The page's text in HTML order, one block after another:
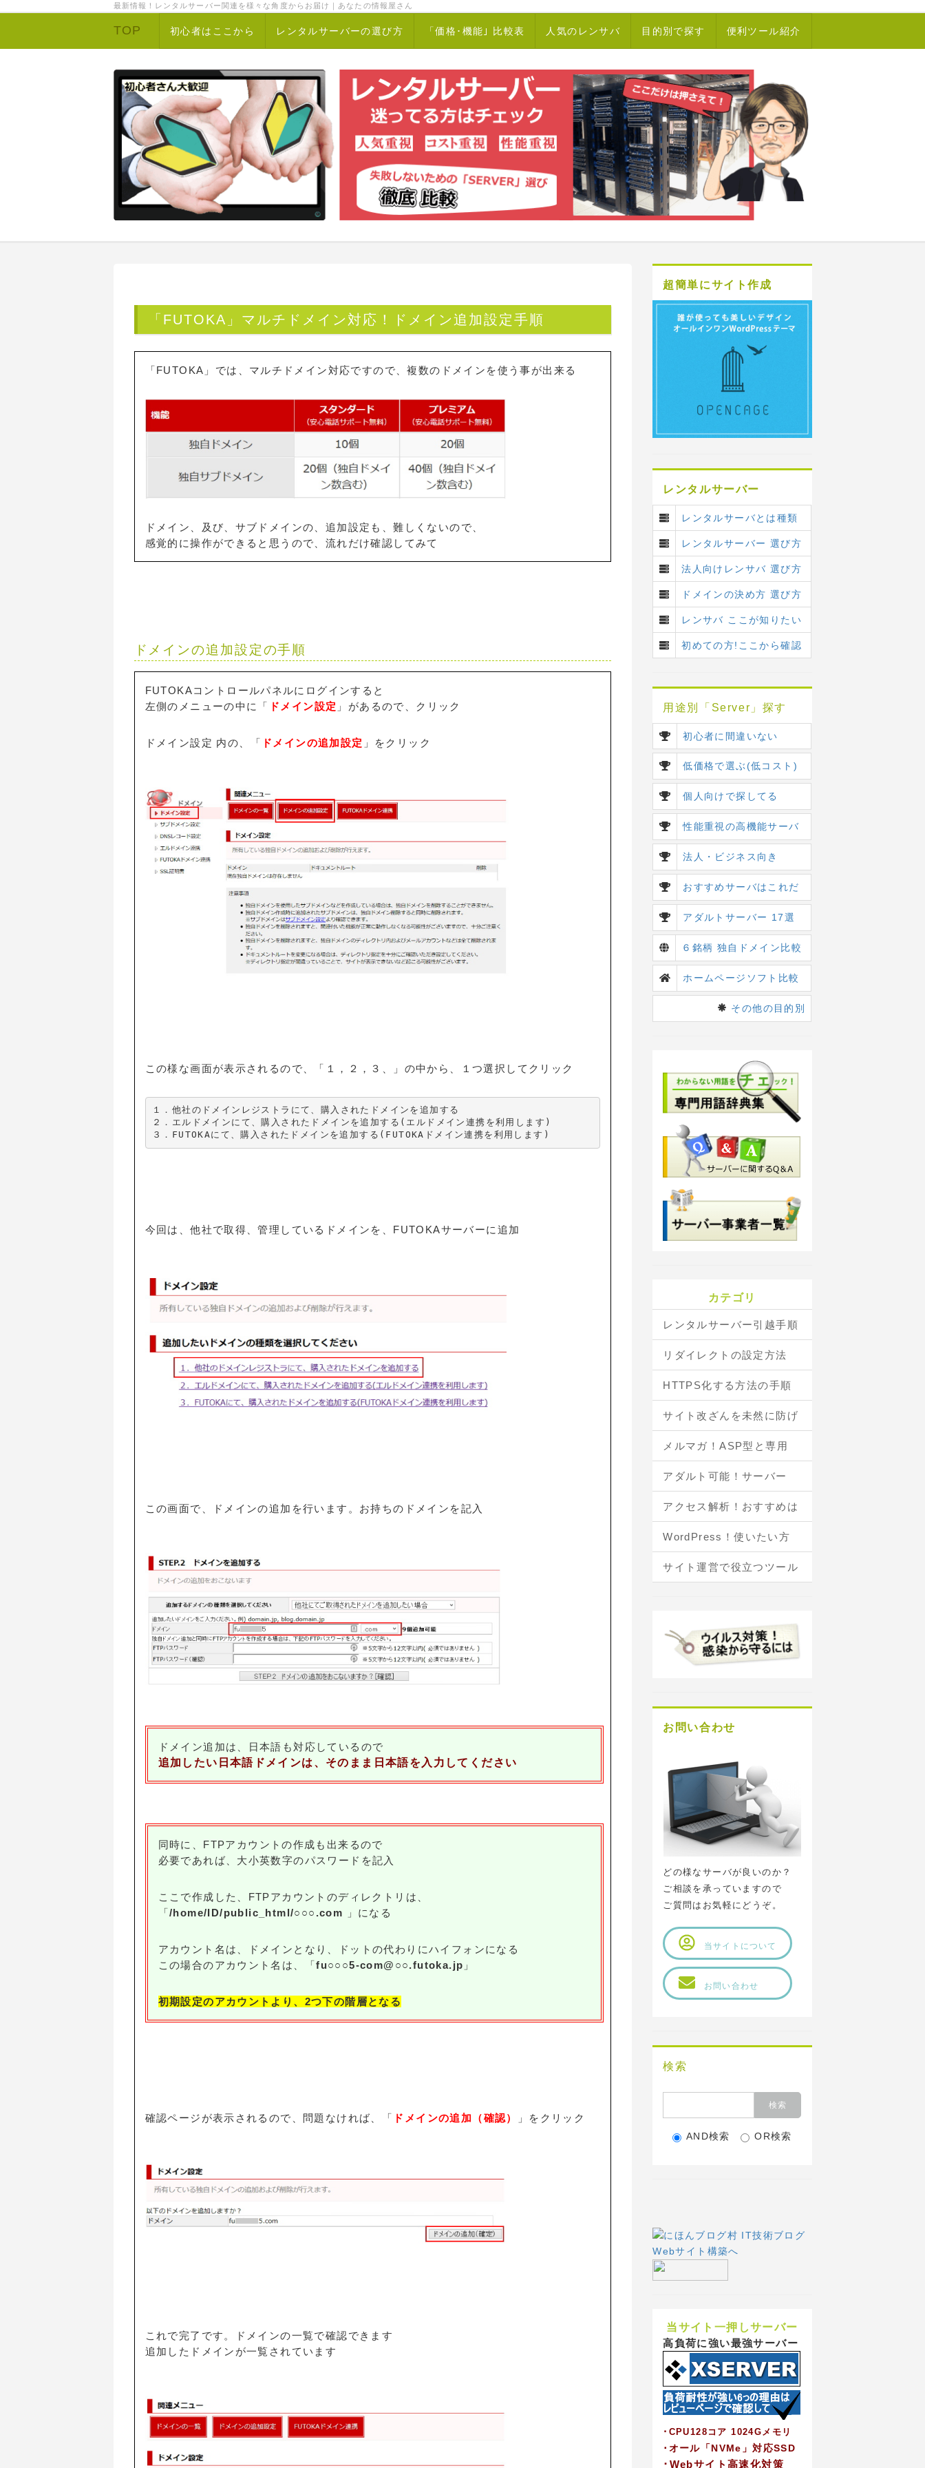
最新情報！レンタルサーバー関連を様々な角度からお届け｜あなたの情報屋さん
TOP 初心者はここから レンタルサーバーの選び方 「価格･機能｣ 比較表 人気のレンサバ 目的別で探す 便利ツール紹介
「FUTOKA」マルチドメイン対応！ドメイン追加設定手順
「FUTOKA」では、マルチドメイン対応ですので、複数のドメインを使う事が出来る
ドメイン、及び、サブドメインの、追加設定も、難しくないので、
感覚的に操作ができると思うので、流れだけ確認してみて
ドメインの追加設定の手順
FUTOKAコントロールパネルにログインすると
左側のメニューの中に「 ドメイン設定 」があるので、クリック
ドメイン設定 内の、「 ドメインの追加設定 」をクリック
この様な画面が表示されるので、「１，２，３、」の中から、１つ選択してクリック
１．他社のドメインレジストラにて、購入されたドメインを追加する
２．エルドメインにて、購入されたドメインを追加する(エルドメイン連携を利用します)
３．FUTOKAにて、購入されたドメインを追加する(FUTOKAドメイン連携を利用します)
今回は、他社で取得、管理しているドメインを、FUTOKAサーバーに追加
この画面で、ドメインの追加を行います。お持ちのドメインを記入
ドメイン追加は、日本語も対応しているので
追加したい日本語ドメインは、そのまま日本語を入力してください
同時に、FTPアカウントの作成も出来るので
必要であれば、大小英数字のパスワードを記入
ここで作成した、FTPアカウントのディレクトリは、
「/home/ID/public_html/○○○.com 」になる
アカウント名は、ドメインとなり、ドットの代わりにハイフォンになる
この場合のアカウント名は、「fu○○○5-com@○○.futoka.jp 」
初期設定のアカウントより、2つ下の階層となる
確認ページが表示されるので、問題なければ、「 ドメインの追加（確認） 」をクリック
これで完了です。ドメインの一覧で確認できます
追加したドメインが一覧されています
超簡単にサイト作成
レンタルサーバー
レンタルサーバとは種類
レンタルサーバー 選び方
法人向けレンサバ 選び方
ドメインの決め方 選び方
レンサバ ここが知りたい
初めての方!ここから確認
用途別「Server」探す
初心者に間違いない
低価格で選ぶ(低コスト)
個人向けで探してる
性能重視の高機能サーバ
法人・ビジネス向き
おすすめサーバはこれだ
アダルトサーバー 17選
６銘柄 独自ドメイン比較
ホームページソフト比較
その他の目的別
カテゴリ
レンタルサーバー引越手順
リダイレクトの設定方法
HTTPS化する方法の手順
サイト改ざんを未然に防げ
メルマガ！ASP型と専用
アダルト可能！サーバー
アクセス解析！おすすめは
WordPress！使いたい方
サイト運営で役立つツール
お問い合わせ
どの様なサーバが良いのか？
ご相談を承っていますので
ご質問はお気軽にどうぞ。
当サイトについて
お問い合わせ
検索
AND検索 OR検索
当サイト一押しサーバー
高負荷に強い最強サーバー
･CPU128コア 1024Gメモリ
･オール「NVMe」対応SSD
･Webサイト高速化対策